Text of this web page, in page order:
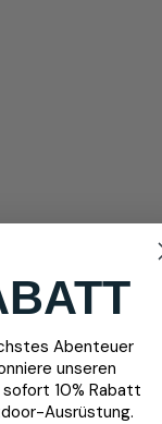
Abenteuer
unseren
10% Rabatt
Ausrüstung.